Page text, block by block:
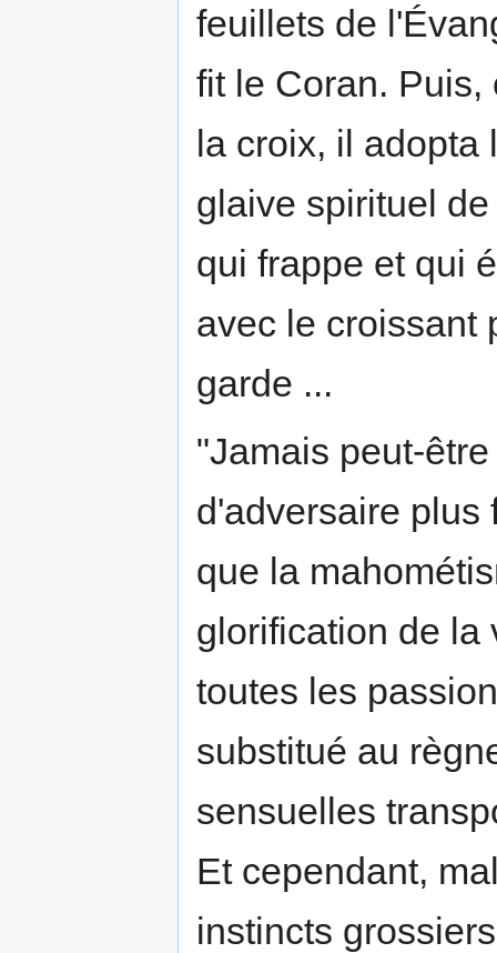
feuillets de
fit le Coran.
la croix, il adopta
glaive spirituel
qui frappe et qui
avec le croissant
garde ...
"Jamais peut-
d'adversaire plus
que la
glorification de la
toutes les
substitué au
sensuelles
Et cependant,
instincts